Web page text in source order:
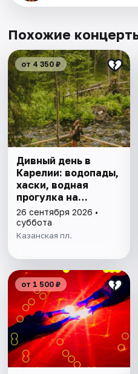
Похожие
от 4 350 ₽
Дивный день в
Карелии: водопады,
хаски, водная
прогулка на
драккаре к
форелевой ферме
26 сентября 2026 •
суббота
Казанская пл.
от 1 500 ₽